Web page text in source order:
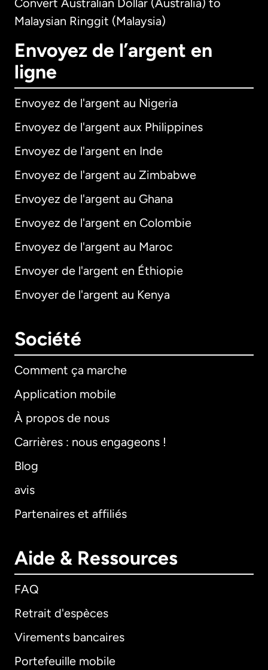
Convert Australian Dollar (Australia) to
Malaysian Ringgit (Malaysia)
Envoyez de l’argent en
ligne
Envoyez de l'argent au Nigeria
Envoyez de l'argent aux Philippines
Envoyez de l'argent en Inde
Envoyez de l'argent au Zimbabwe
Envoyez de l'argent au Ghana
Envoyez de l'argent en Colombie
Envoyez de l'argent au Maroc
Envoyer de l'argent en Éthiopie
Envoyer de l'argent au Kenya
Société
Comment ça marche
Application mobile
À propos de nous
Carrières : nous engageons !
Blog
avis
Partenaires et affiliés
Aide & Ressources
FAQ
Retrait d'espèces
Virements bancaires
Portefeuille mobile